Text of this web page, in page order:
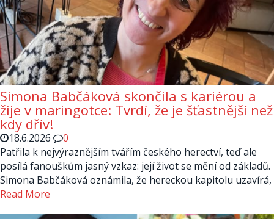
Simona Babčáková skončila s kariérou a
žije v maringotce: Tvrdí, že je šťastnější než
kdy dřív!
18.6.2026
0
Patřila k nejvýraznějším tvářím českého herectví, teď ale
posílá fanouškům jasný vzkaz: její život se mění od základů.
Simona Babčáková oznámila, že hereckou kapitolu uzavírá,
Read More